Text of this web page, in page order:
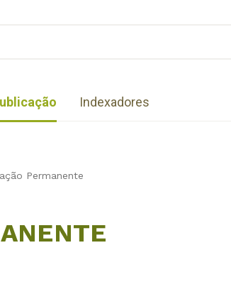
Indexadores
Permanente